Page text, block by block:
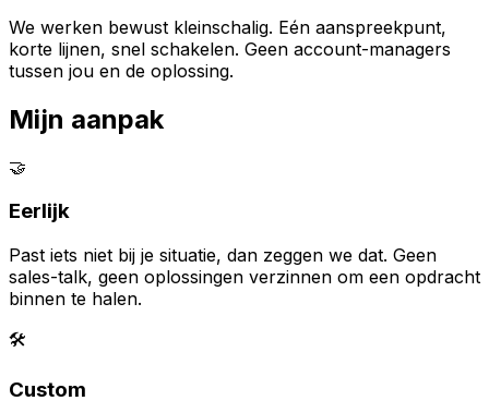
We werken bewust kleinschalig. Eén aanspreekpunt,
korte lijnen, snel schakelen. Geen account-managers
tussen jou en de oplossing.
Mijn aanpak
🤝
Eerlijk
Past iets niet bij je situatie, dan zeggen we dat. Geen
sales-talk, geen oplossingen verzinnen om een opdracht
binnen te halen.
🛠️
Custom